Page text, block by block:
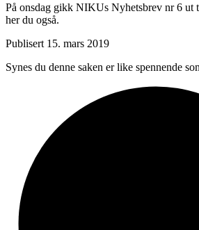
På onsdag gikk NIKUs Nyhetsbrev nr 6 ut
her du også.
Publisert 15. mars 2019
Synes du denne saken er like spennende